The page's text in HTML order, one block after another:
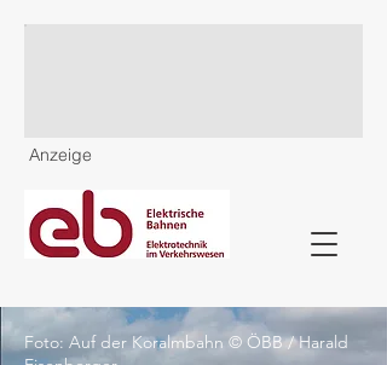
Anzeige
Foto: Auf der Koralmbahn © ÖBB / Harald